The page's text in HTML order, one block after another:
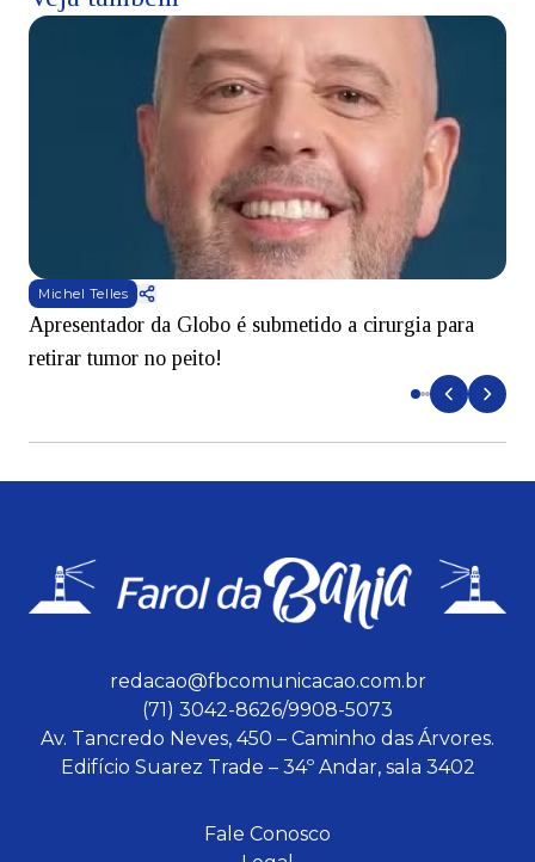
Michel Telles
Apresentador da Globo é submetido a cirurgia para
retirar tumor no peito!
redacao@fbcomunicacao.com.br
(71) 3042-8626/9908-5073
Av. Tancredo Neves, 450 – Caminho das Árvores.
Edifício Suarez Trade – 34º Andar, sala 3402
Fale Conosco